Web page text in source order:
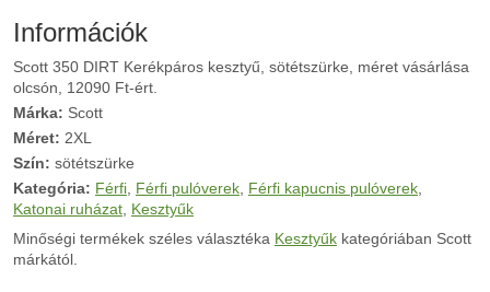
remek választás!
További információk>>
Információk
Scott 350 DIRT Kerékpáros kesztyű, sötétszürke, méret vásárlása
olcsón, 12090 Ft-ért.
Márka: Scott
Méret: 2XL
Szín: sötétszürke
Kategória: Férfi Férfi pulóverek Férfi kapucnis pulóverek
Katonai ruházat Kesztyűk
Minőségi termékek széles választéka Kesztyűk kategóriában Scott
márkától.